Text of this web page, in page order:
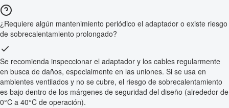
¿Requiere algún mantenimiento periódico el adaptador o existe riesgo
de sobrecalentamiento prolongado?
Se recomienda inspeccionar el adaptador y los cables regularmente
en busca de daños, especialmente en las uniones. Si se usa en
ambientes ventilados y no se cubre, el riesgo de sobrecalentamiento
es bajo dentro de los márgenes de seguridad del diseño (alrededor de
0°C a 40°C de operación).